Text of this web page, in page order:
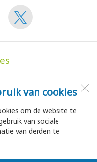
van cookies
om de website te
van sociale
van derden te